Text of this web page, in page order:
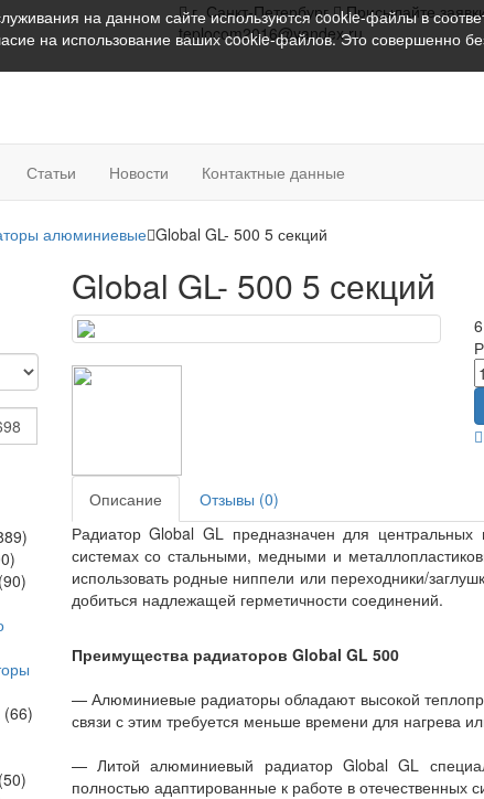
г. Санкт-Петербург Присылайте
teplocom2016@yandex.ru
Статьи Новости Контактные данные
алюминиевые Global GL- 500 5 секций
Global GL- 500 5 секций
Описание
Отзывы (0)
Радиатор Global GL предназначен для
системах со стальными, медными и
использовать родные ниппели или переходники/
добиться надлежащей герметичности соединений.
Преимущества радиаторов Global GL 500
— Алюминиевые радиаторы обладают высокой
связи с этим требуется меньше времени для нагрева
— Литой алюминиевый радиатор Global GL
полностью адаптированные к работе в отечественных
(90)
(66)
(50)
на данном сайте используются cookie-файлы в
на использование ваших cookie-файлов. Это совершенно